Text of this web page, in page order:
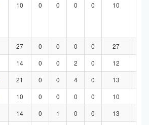
10 0 0 0 0 10
27 0 0 0 0 27
14 0 0 2 0 12
21 0 0 4 0 13
10 0 0 0 0 10
14 0 1 0 0 13